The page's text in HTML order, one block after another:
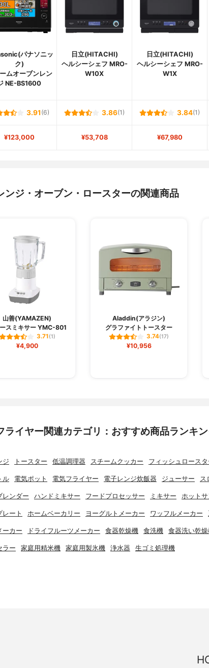
パナソニッ
ク)
ムオーブンレン
NE-BS1600
日立(HITACHI)
ヘルシーシェフ MRO-
W10X
日立(HITACHI)
ヘルシーシェフ MRO-
W1X
3.91 (6) 3.86(1) 3.84(1)
¥123,000 ¥53,708 ¥67,980
ンジ・オーブン・ロースターの関連商品
山善(YAMAZEN)
スミキサー YMC-801
3.71(1)
¥4,900
Aladdin(アラジン)
グラファイトトースター
3.74(17)
¥10,956
ライヤー関連カテゴリ：おすすめ商品ランキ
ジ トースター 低温調理器 スチームクッカー フィッシュロースタ
ル 電気ポット 電気フライヤー 電子レンジ炊飯器 ジューサー ス
レンダー ハンドミキサー フードプロセッサー ミキサー ホット
レート ホームベーカリー ヨーグルトメーカー ワッフルメーカー
ーカー ドライフルーツメーカー 食器乾燥機 食洗機 食器洗い乾
ラー 家庭用精米機 家庭用製氷機 浄水器 生ゴミ処理機